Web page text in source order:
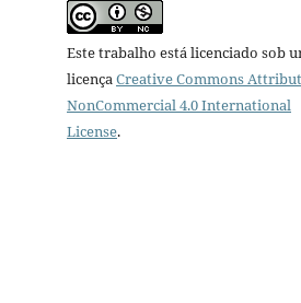
Este trabalho está licenciado sob
licençaCreative Commons
NonCommercial 4.0 International
License.